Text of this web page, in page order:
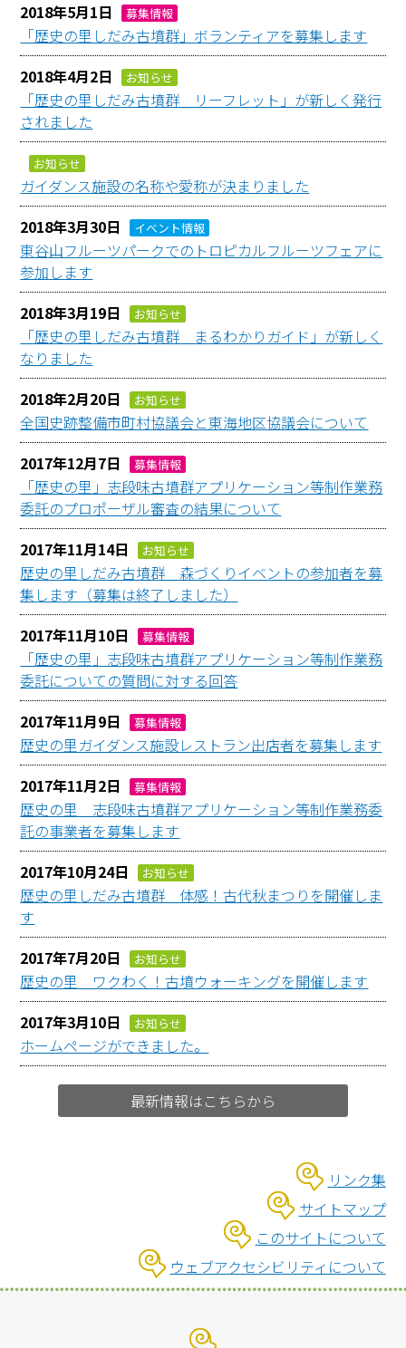
2018年5月1日
募集情報
「歴史の里しだみ古墳群」ボランティアを募集します
2018年4月2日
お知らせ
「歴史の里しだみ古墳群 リーフレット」が新しく発行
されました
お知らせ
ガイダンス施設の名称や愛称が決まりました
2018年3月30日
イベント情報
東谷山フルーツパークでのトロピカルフルーツフェアに
参加します
2018年3月19日
お知らせ
「歴史の里しだみ古墳群 まるわかりガイド」が新しく
なりました
2018年2月20日
お知らせ
全国史跡整備市町村協議会と東海地区協議会について
2017年12月7日
募集情報
「歴史の里」志段味古墳群アプリケーション等制作業務
委託のプロポーザル審査の結果について
2017年11月14日
お知らせ
歴史の里しだみ古墳群 森づくりイベントの参加者を募
集します（募集は終了しました）
2017年11月10日
募集情報
「歴史の里」志段味古墳群アプリケーション等制作業務
委託についての質問に対する回答
2017年11月9日
募集情報
歴史の里ガイダンス施設レストラン出店者を募集します
2017年11月2日
募集情報
歴史の里 志段味古墳群アプリケーション等制作業務委
託の事業者を募集します
2017年10月24日
お知らせ
歴史の里しだみ古墳群 体感！古代秋まつりを開催しま
す
2017年7月20日
お知らせ
歴史の里 ワクわく！古墳ウォーキングを開催します
2017年3月10日
お知らせ
ホームページができました。
最新情報はこちらから
リンク集
サイトマップ
このサイトについて
ウェブアクセシビリティについて